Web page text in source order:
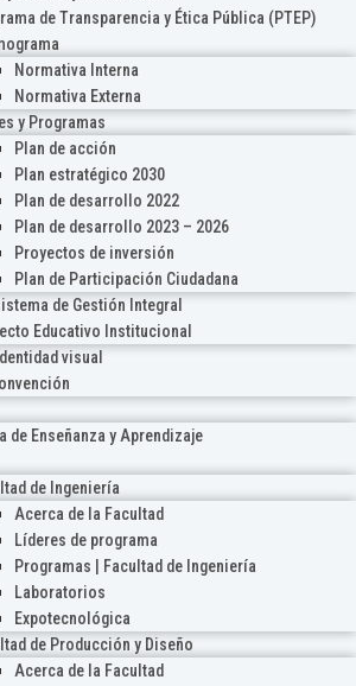
de Transparencia y Ética Pública (PTEP)
Normativa Interna
Normativa Externa
y Programas
Plan de acción
Plan estratégico 2030
Plan de desarrollo 2022
Plan de desarrollo 2023 – 2026
Proyectos de inversión
Plan de Participación Ciudadana
de Gestión Integral
Educativo Institucional
visual
de Enseñanza y Aprendizaje
de Ingeniería
Acerca de la Facultad
Líderes de programa
Programas | Facultad de Ingeniería
Laboratorios
Expotecnológica
de Producción y Diseño
Acerca de la Facultad